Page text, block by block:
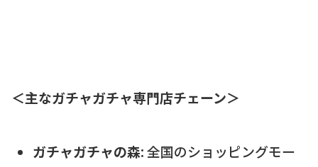
＜主なガチャガチャ専門店チェーン＞
ガチャガチャの森: 全国のショッピングモー